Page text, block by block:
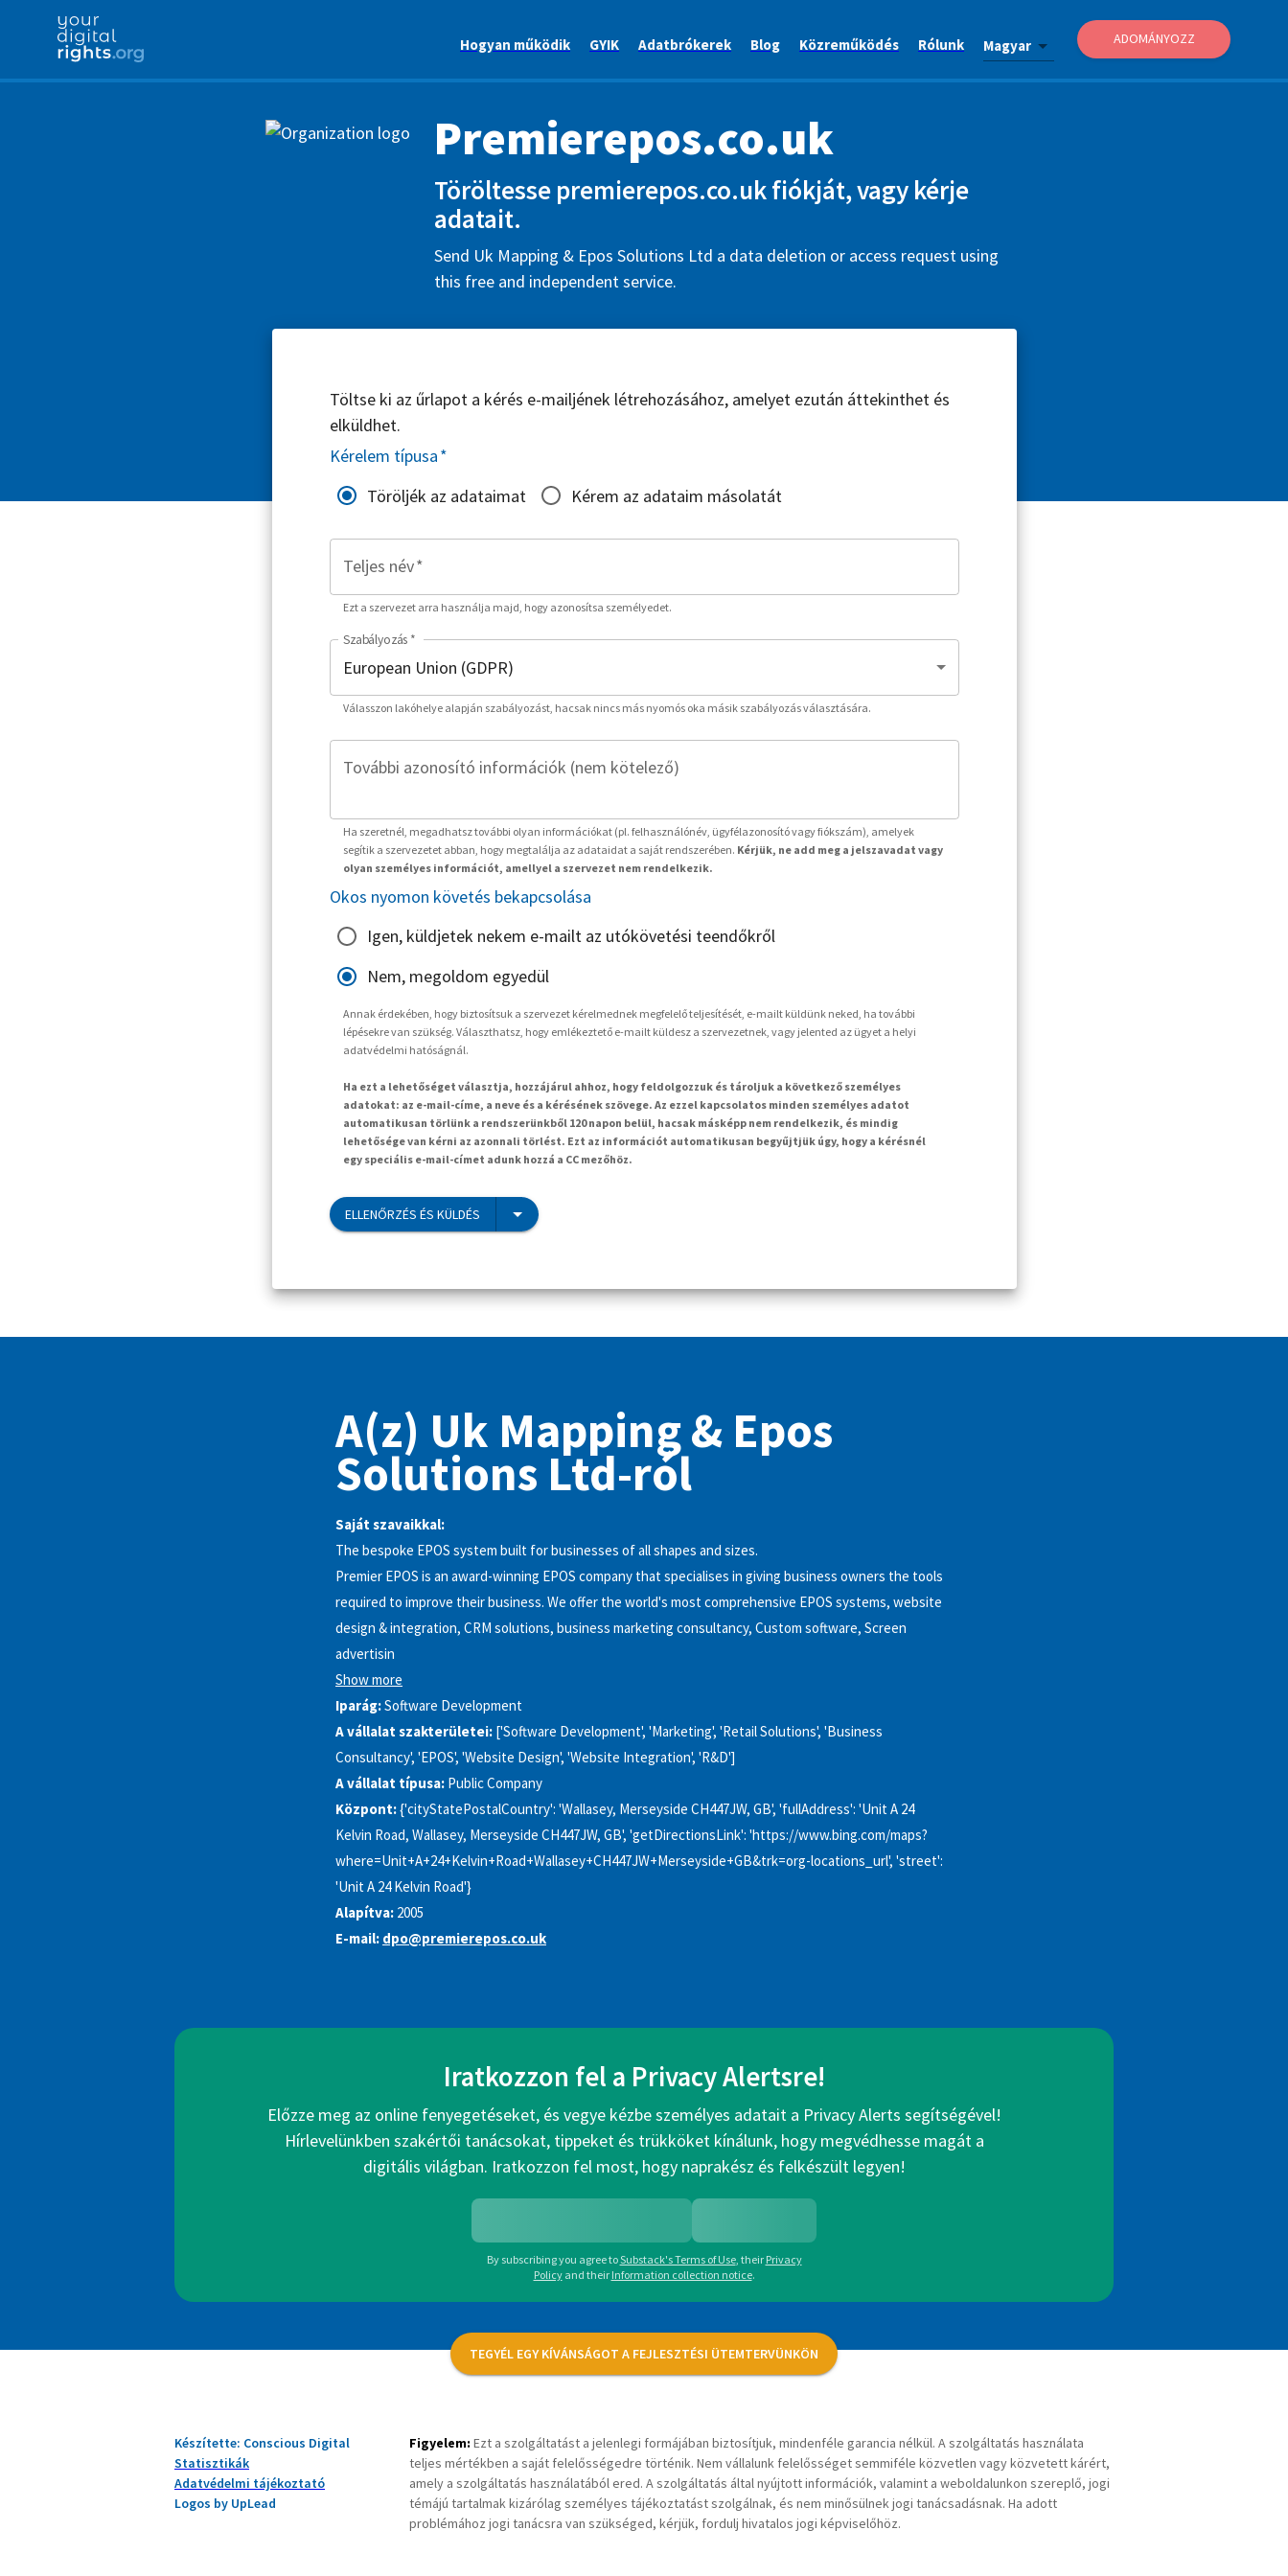
Hogyan működik GYIK Adatbrókerek Blog Közreműködés Rólunk Magyar ADOMÁNYOZZ
Premierepos.co.uk
Töröltesse premierepos.co.uk fiókját, vagy kérje
adatait.
Send Uk Mapping & Epos Solutions Ltd a data deletion or access request using
this free and independent service.
Töltse ki az űrlapot a kérés e-mailjének létrehozásához, amelyet ezután áttekinthet és
elküldhet.
Kérelem típusa*
Töröljék az adataimat
Kérem az adataim másolatát
Teljes név*
Ezt a szervezet arra használja majd, hogy azonosítsa személyedet.
Szabályozás *
Válasszon lakóhelye alapján szabályozást, hacsak nincs más nyomós oka másik szabályozás választására.
További azonosító információk (nem kötelező)
Ha szeretnél, megadhatsz további olyan információkat (pl. felhasználónév, ügyfélazonosító vagy fiókszám), amelyek
segítik a szervezetet abban, hogy megtalálja az adataidat a saját rendszerében. Kérjük, ne add meg a jelszavadat vagy
olyan személyes információt, amellyel a szervezet nem rendelkezik.
Okos nyomon követés bekapcsolása
Igen, küldjetek nekem e-mailt az utókövetési teendőkről
Nem, megoldom egyedül
Annak érdekében, hogy biztosítsuk a szervezet kérelmednek megfelelő teljesítését, e-mailt küldünk neked, ha további
lépésekre van szükség. Választhatsz, hogy emlékeztető e-mailt küldesz a szervezetnek, vagy jelented az ügyet a helyi
adatvédelmi hatóságnál.
Ha ezt a lehetőséget választja, hozzájárul ahhoz, hogy feldolgozzuk és tároljuk a következő személyes
adatokat: az e-mail-címe, a neve és a kérésének szövege. Az ezzel kapcsolatos minden személyes adatot
automatikusan törlünk a rendszerünkből 120 napon belül, hacsak másképp nem rendelkezik, és mindig
lehetősége van kérni az azonnali törlést. Ezt az információt automatikusan begyűjtjük úgy, hogy a kérésnél
egy speciális e-mail-címet adunk hozzá a CC mezőhöz.
ELLENŐRZÉS ÉS KÜLDÉS
A(z) Uk Mapping & Epos
Solutions Ltd-ról
Saját szavaikkal:
The bespoke EPOS system built for businesses of all shapes and sizes.
Premier EPOS is an award-winning EPOS company that specialises in giving business owners the tools
required to improve their business. We offer the world's most comprehensive EPOS systems, website
design & integration, CRM solutions, business marketing consultancy, Custom software, Screen
advertisin
Show more
Iparág:Software Development
A vállalat szakterületei: ['Software Development', 'Marketing', 'Retail Solutions', 'Business
Consultancy', 'EPOS', 'Website Design', 'Website Integration', 'R&D']
A vállalat típusa: Public Company
Központ:{'cityStatePostalCountry': 'Wallasey, Merseyside CH447JW, GB', 'fullAddress': 'Unit A 24
Kelvin Road, Wallasey, Merseyside CH447JW, GB', 'getDirectionsLink': 'https://www.bing.com/maps?
where=Unit+A+24+Kelvin+Road+Wallasey+CH447JW+Merseyside+GB&trk=org-locations_url', 'street':
'Unit A 24 Kelvin Road'}
Alapítva: 2005
E-mail: dpo@premierepos.co.uk
Iratkozzon fel a Privacy Alertsre!
Előzze meg az online fenyegetéseket, és vegye kézbe személyes adatait a Privacy Alerts segítségével!
Hírlevelünkben szakértői tanácsokat, tippeket és trükköket kínálunk, hogy megvédhesse magát a
digitális világban. Iratkozzon fel most, hogy naprakész és felkészült legyen!
By subscribing you agree toSubstack's Terms of Use, their Privacy
Policy and their Information collection notice.
TEGYÉL EGY KÍVÁNSÁGOT A FEJLESZTÉSI ÜTEMTERVÜNKÖN
Készítette: Conscious Digital
Statisztikák
Adatvédelmi tájékoztató
Logos by UpLead
Figyelem: Ezt a szolgáltatást a jelenlegi formájában biztosítjuk, mindenféle garancia nélkül. A szolgáltatás használata
teljes mértékben a saját felelősségedre történik. Nem vállalunk felelősséget semmiféle közvetlen vagy közvetett kárért,
amely a szolgáltatás használatából ered. A szolgáltatás által nyújtott információk, valamint a weboldalunkon szereplő, jogi
témájú tartalmak kizárólag személyes tájékoztatást szolgálnak, és nem minősülnek jogi tanácsadásnak. Ha adott
problémához jogi tanácsra van szükséged, kérjük, fordulj hivatalos jogi képviselőhöz.